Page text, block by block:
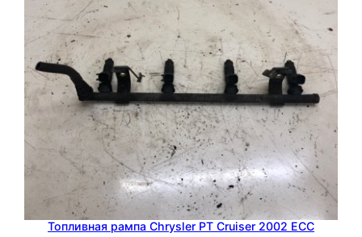
Топливная рампа Chrysler PT Cruiser 2002 ECC